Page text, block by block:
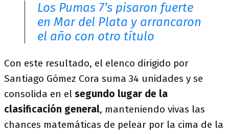
Los Pumas 7’s pisaron fuerte
en Mar del Plata y arrancaron
el año con otro título
Con este resultado, el elenco dirigido por
Santiago Gómez Cora suma 34 unidades y se
consolida en el segundo lugar de la
clasificación general, manteniendo vivas las
chances matemáticas de pelear por la cima de la